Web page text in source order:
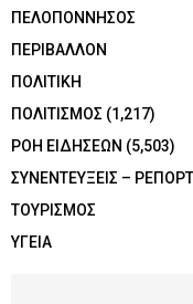
ΠΕΛΟΠΟΝΝΗΣΟΣ
ΠΕΡΙΒΑΛΛΟΝ
ΠΟΛΙΤΙΚΗ
ΠΟΛΙΤΙΣΜΟΣ (1,217)
ΡΟΗ ΕΙΔΗΣΕΩΝ (5,503)
ΣΥΝΕΝΤΕΥΞΕΙΣ –
ΤΟΥΡΙΣΜΟΣ
ΥΓΕΙΑ